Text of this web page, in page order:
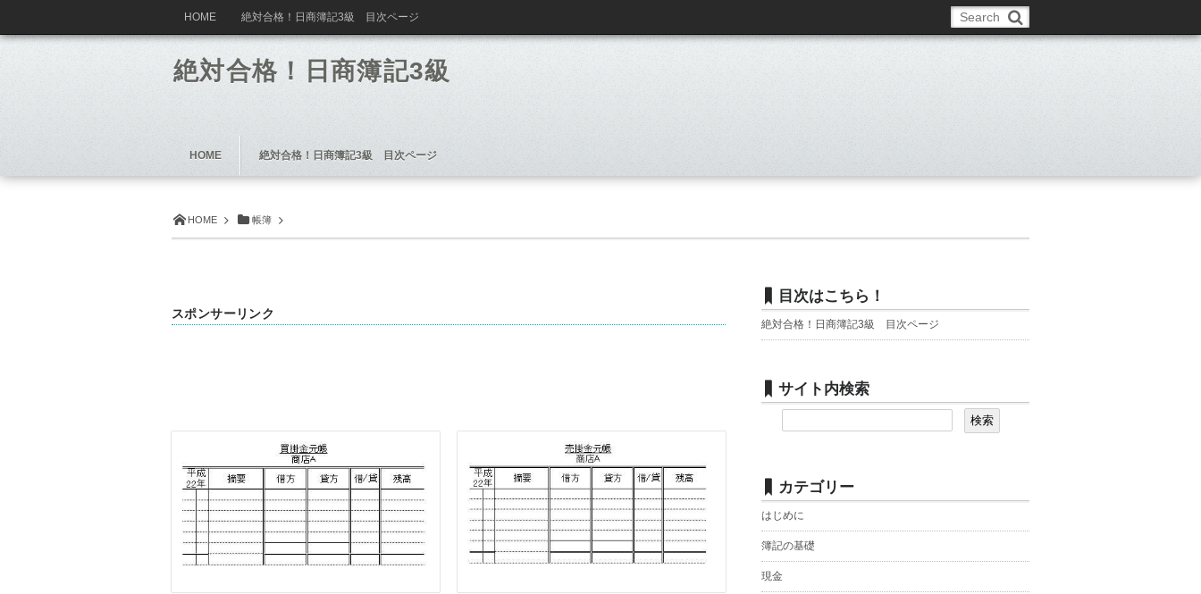
絶対合格！日商簿記3級
HOME 帳簿
スポンサーリンク
目次はこちら！
絶対合格！日商簿記3級 目次ページ
サイト内検索
カテゴリー
はじめに
簿記の基礎
現金
HOME 絶対合格！日商簿記3級 目次ページ
HOME 絶対合格！日商簿記3級 目次ページ